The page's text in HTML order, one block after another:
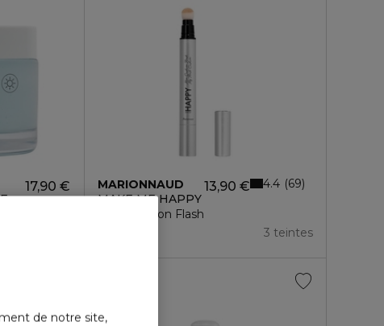
17,90 €
MARIONNAUD
MAKE ME HAPPY
Mon Cushion Flash
13,90 €
3 teintes
4.4 69
de notre site,